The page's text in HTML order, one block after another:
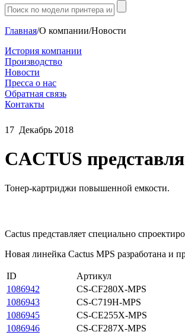
Главная/О компании/Новости
История компании
Производство
Новости
Пресса о нас
Обратная связь
Контакты
17 Декабрь 2018
CACTUS
Тонер-картриджи повышенной емкости.
Cactus представляет специально
Новая линейка Cactus MPS разработана и
ID Артикул
1086942
CS-CF280X-MPS
1086943
CS-C719H-MPS
1086945
CS-CE255X-MPS
1086946
CS-CF287X-MPS